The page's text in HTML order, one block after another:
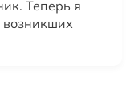
Теперь я
возникших